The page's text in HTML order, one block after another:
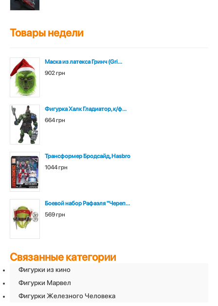
Товары недели
Маска из латекса Гринч (Gri...
902 грн
Фигурка Халк Гладиатор, к/ф...
664 грн
Трансформер Бродсайд, Hasbro
1044 грн
Боевой набор Рафаэля "Череп...
569 грн
Связанные категории
Фигурки из кино
Фигурки Марвел
Фигурки Железного Человека